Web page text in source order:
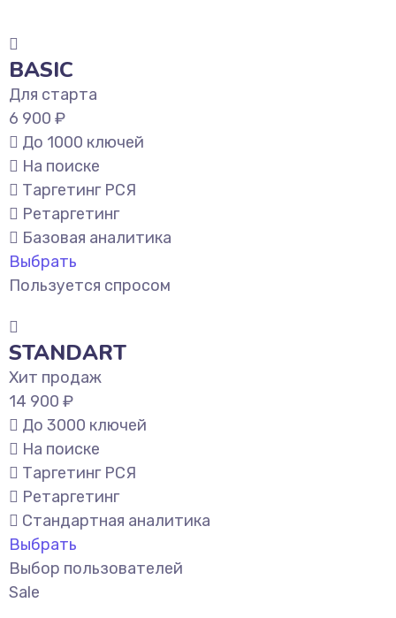
BASIC
Для старта
6 900 ₽
До 1000 ключей
На поиске
Таргетинг РСЯ
Ретаргетинг
Базовая аналитика
Выбрать
Пользуется спросом
STANDART
Хит продаж
14 900 ₽
До 3000 ключей
На поиске
Таргетинг РСЯ
Ретаргетинг
Стандартная аналитика
Выбрать
Выбор пользователей
Sale